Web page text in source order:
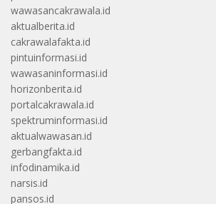
wawasancakrawala.id
aktualberita.id
cakrawalafakta.id
pintuinformasi.id
wawasaninformasi.id
horizonberita.id
portalcakrawala.id
spektruminformasi.id
aktualwawasan.id
gerbangfakta.id
infodinamika.id
narsis.id
pansos.id